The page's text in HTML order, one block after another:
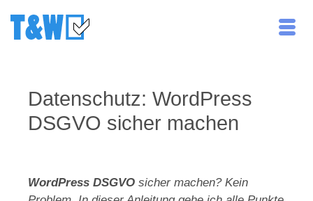
Datenschutz: WordPress
DSGVO sicher machen
WordPress DSGVO sicher machen? Kein